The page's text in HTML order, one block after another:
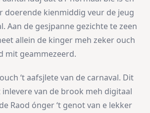
doerende kienmiddig veur de jeug
Aan de gesjpanne gezichte te zeen
allein de kinger meh zeker ouch
mit geammezeerd.
‘t aafsjlete van de carnaval. Dit
inlevere van de brook meh digitaal
Raod ónger ‘t genot van e lekker